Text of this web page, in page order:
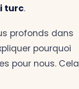
turc.
profonds dans
pourquoi
pour nous. Cela